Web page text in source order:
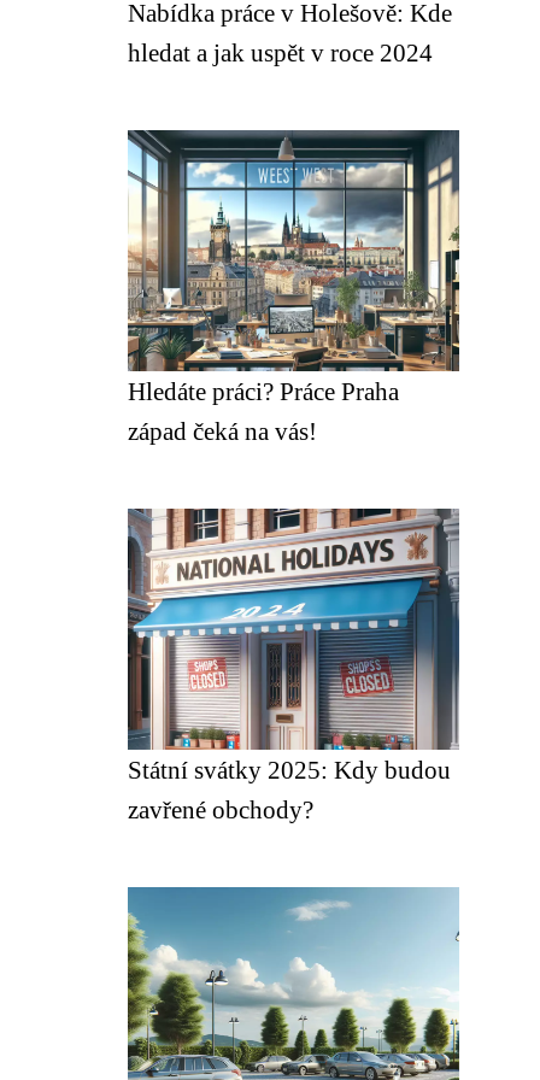
Nabídka práce v Holešově: Kde
hledat a jak uspět v roce 2024
Hledáte práci? Práce Praha
západ čeká na vás!
Státní svátky 2025: Kdy budou
zavřené obchody?